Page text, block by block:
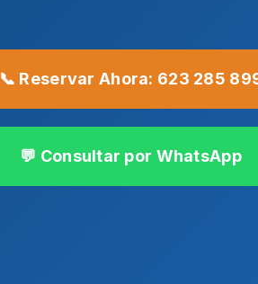
📞 Reservar Ahora: 623 285
💬 Consultar por WhatsApp